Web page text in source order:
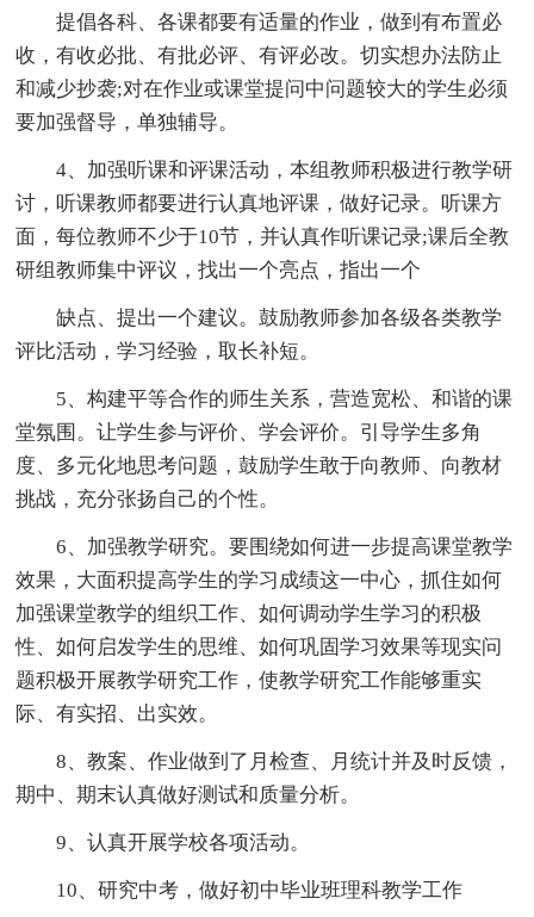
提倡各科、各课都要有适量的作业，做到有布置必
收，有收必批、有批必评、有评必改。切实想办法防止
和减少抄袭;对在作业或课堂提问中问题较大的学生必须
要加强督导，单独辅导。
4、加强听课和评课活动，本组教师积极进行教学研
讨，听课教师都要进行认真地评课，做好记录。听课方
面，每位教师不少于10节，并认真作听课记录;课后全教
研组教师集中评议，找出一个亮点，指出一个
缺点、提出一个建议。鼓励教师参加各级各类教学
评比活动，学习经验，取长补短。
5、构建平等合作的师生关系，营造宽松、和谐的课
堂氛围。让学生参与评价、学会评价。引导学生多角
度、多元化地思考问题，鼓励学生敢于向教师、向教材
挑战，充分张扬自己的个性。
6、加强教学研究。要围绕如何进一步提高课堂教学
效果，大面积提高学生的学习成绩这一中心，抓住如何
加强课堂教学的组织工作、如何调动学生学习的积极
性、如何启发学生的思维、如何巩固学习效果等现实问
题积极开展教学研究工作，使教学研究工作能够重实
际、有实招、出实效。
8、教案、作业做到了月检查、月统计并及时反馈，
期中、期末认真做好测试和质量分析。
9、认真开展学校各项活动。
10、研究中考，做好初中毕业班理科教学工作